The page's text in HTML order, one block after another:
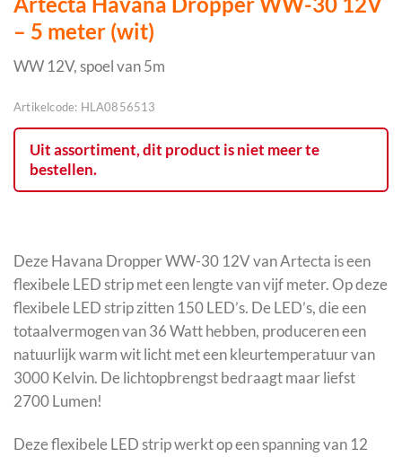
– 5 meter (wit)
WW 12V, spoel van 5m
Artikelcode: HLA0856513
Uit assortiment, dit product is niet meer te
bestellen.
Deze Havana Dropper WW-30 12V van Artecta is een
flexibele LED strip met een lengte van vijf meter. Op deze
flexibele LED strip zitten 150 LED’s. De LED’s, die een
totaalvermogen van 36 Watt hebben, produceren een
natuurlijk warm wit licht met een kleurtemperatuur van
3000 Kelvin. De lichtopbrengst bedraagt maar liefst
2700 Lumen!
Deze flexibele LED strip werkt op een spanning van 12